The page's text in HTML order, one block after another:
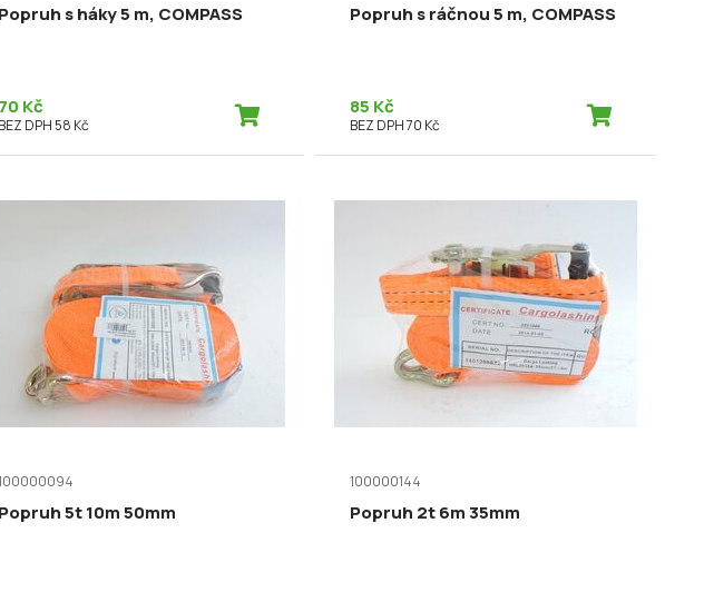
Popruh s háky 5 m, COMPASS
70 Kč
BEZ DPH 58 Kč
Popruh s ráčnou 5 m, COMPASS
85 Kč
BEZ DPH 70 Kč
Popruh 5t 10m 50mm
100000144
Popruh 2t 6m 35mm